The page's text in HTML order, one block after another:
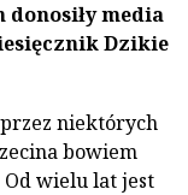
donosiły media
Dzikie
niektórych
bowiem
wielu lat jest